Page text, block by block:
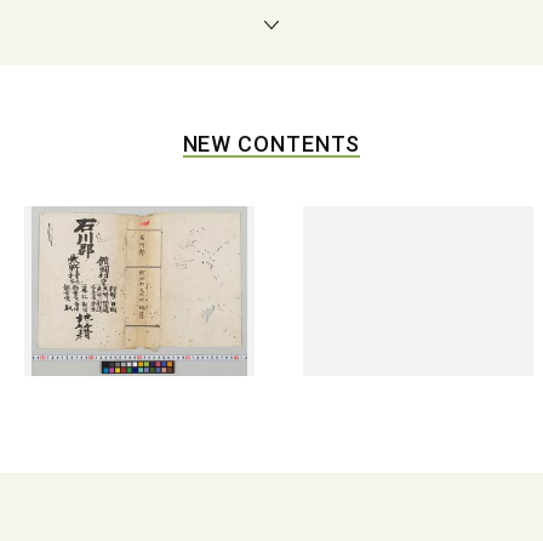
NEW CONTENTS